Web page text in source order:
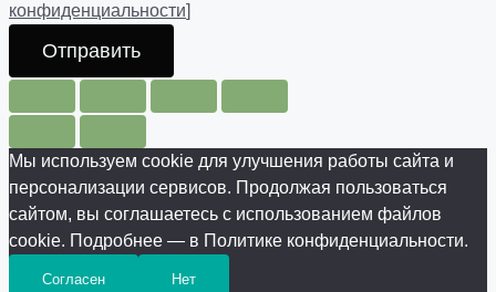
конфиденциальности]
Отправить
Мы используем cookie для улучшения работы сайта и
персонализации сервисов. Продолжая пользоваться
сайтом, вы соглашаетесь с использованием файлов
cookie. Подробнее — в Политике конфиденциальности.
Согласен Нет